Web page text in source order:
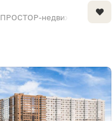
ПРОСТОР-недвижимость